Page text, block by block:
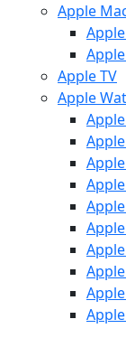
Apple
Apple TV
Apple